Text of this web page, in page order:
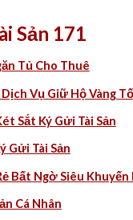
Sản 171
Tủ Cho Thuê
Dịch Vụ Giữ Hộ Vàng
Sắt Ký Gửi Tài Sản
Gửi Tài Sản
Bất Ngờ Siêu Khuyến
Cá Nhân